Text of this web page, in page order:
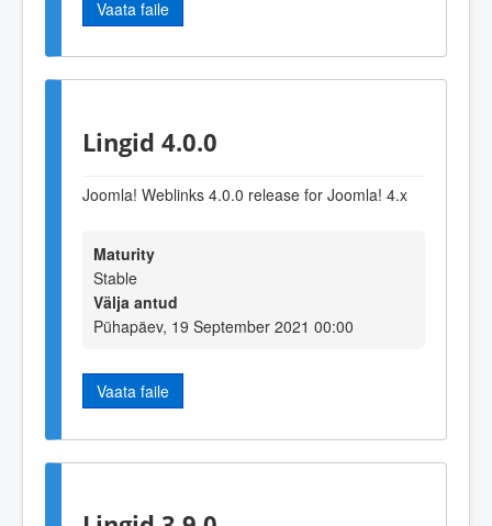
Vaata faile
Lingid 4.0.0
Joomla! Weblinks 4.0.0 release for Joomla! 4.x
Maturity
Stable
Välja antud
Pühapäev, 19 September 2021 00:00
Vaata faile